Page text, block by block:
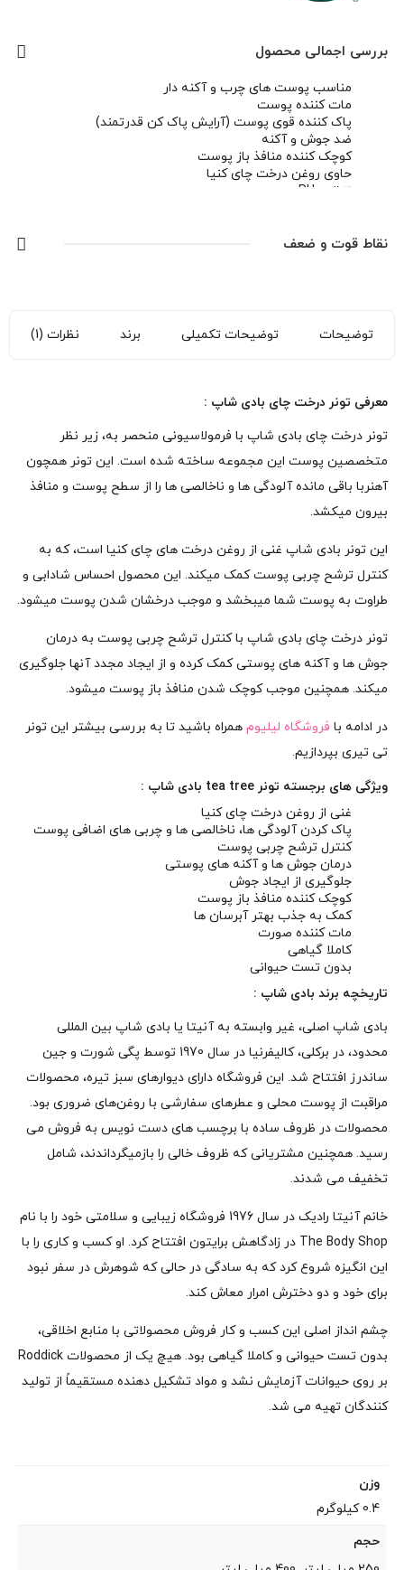
بررسی اجمالی محصول
مناسب پوست های چرب و آکنه دار
مات کننده پوست
پاک کننده قوی پوست (آرایش پاک کن قدرتمند)
ضد جوش و آکنه
کوچک کننده منافذ باز پوست
حاوی روغن درخت چای کنیا
تنظیم PH پوست
نقاط قوت و ضعف
توضیحات توضیحات تکمیلی برند نظرات (1)
معرفی تونر درخت چای بادی شاپ :
تونر درخت چای بادی شاپ با فرمولاسیونی منحصر به، زیر نظر
متخصصین پوست این مجموعه ساخته شده است. این تونر همچون
آهنربا باقی مانده آلودگی ها و ناخالصی ها را از سطح پوست و منافذ
بیرون میکشد.
این تونر بادی شاپ غنی از روغن درخت های چای کنیا است، که به
کنترل ترشح چربی پوست کمک میکند. این محصول احساس شادابی و
طراوت به پوست شما میبخشد و موجب درخشان شدن پوست میشود.
تونر درخت چای بادی شاپ با کنترل ترشح چربی پوست به درمان
جوش ها و آکنه های پوستی کمک کرده و از ایجاد مجدد آنها جلوگیری
میکند. همچنین موجب کوچک شدن منافذ باز پوست میشود.
در ادامه با فروشگاه لیلیوم همراه باشید تا به بررسی بیشتر این تونر
تی تیری بپردازیم.
ویژگی های برجسته تونر tea tree بادی شاپ :
غنی از روغن درخت چای کنیا
پاک کردن آلودگی ها، ناخالصی ها و چربی های اضافی پوست
کنترل ترشح چربی پوست
درمان جوش ها و آکنه های پوستی
جلوگیری از ایجاد جوش
کوچک کننده منافذ باز پوست
کمک به جذب بهتر آبرسان ها
مات کننده صورت
کاملا گیاهی
بدون تست حیوانی
تاریخچه برند بادی شاپ :
بادی شاپ اصلی، غیر وابسته به آنیتا یا بادی شاپ بین المللی
محدود، در برکلی، کالیفرنیا در سال 1970 توسط پگی شورت و جین
ساندرز افتتاح شد. این فروشگاه دارای دیوارهای سبز تیره، محصولات
مراقبت از پوست محلی و عطرهای سفارشی با روغن‌های ضروری بود.
محصولات در ظروف ساده با برچسب های دست نویس به فروش می
رسید. همچنین مشتریانی که ظروف خالی را بازمیگرداندند، شامل
تخفیف می شدند.
خانم آنیتا رادیک در سال 1976 فروشگاه زیبایی و سلامتی خود را با نام
The Body Shop در زادگاهش برایتون افتتاح کرد. او کسب و کاری را با
این انگیزه شروع کرد که به سادگی در حالی که شوهرش در سفر نبود
برای خود و دو دخترش امرار معاش کند.
چشم انداز اصلی این کسب و کار فروش محصولاتی با منابع اخلاقی،
بدون تست حیوانی و کاملا گیاهی بود. هیچ یک از محصولات Roddick
بر روی حیوانات آزمایش نشد و مواد تشکیل دهنده مستقیماً از تولید
کنندگان تهیه می شد.
وزن
0.4 کیلوگرم
حجم